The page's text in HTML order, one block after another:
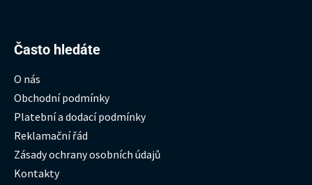
Často hledáte
O nás
Obchodní podmínky
Platební a dodací podmínky
Reklamační řád
Zásady ochrany osobních údajů
Kontakty
Hledat: